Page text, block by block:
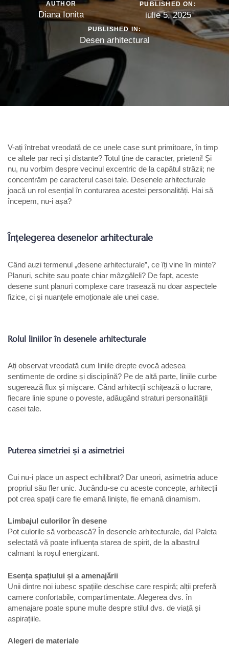
AUTHOR
Diana Ionita
PUBLISHED ON:
iulie 5, 2025
PUBLISHED IN:
Desen arhitectural
V-ați întrebat vreodată de ce unele case sunt primitoare, în timp
ce altele par reci și distante? Totul ține de caracter, prieteni! Și
nu, nu vorbim despre vecinul excentric de la capătul străzii; ne
concentrăm pe caracterul casei tale. Desenele arhitecturale
joacă un rol esențial în conturarea acestei personalități. Hai să
începem, nu-i așa?
Înțelegerea desenelor arhitecturale
Când auzi termenul „desene arhitecturale”, ce îți vine în minte?
Planuri, schițe sau poate chiar mâzgăleli? De fapt, aceste
desene sunt planuri complexe care trasează nu doar aspectele
fizice, ci și nuanțele emoționale ale unei case.
Rolul liniilor în desenele arhitecturale
Ați observat vreodată cum liniile drepte evocă adesea
sentimente de ordine și disciplină? Pe de altă parte, liniile curbe
sugerează flux și mișcare. Când arhitecții schițează o lucrare,
fiecare linie spune o poveste, adăugând straturi personalității
casei tale.
Puterea simetriei și a asimetriei
Cui nu-i place un aspect echilibrat? Dar uneori, asimetria aduce
propriul său fler unic. Jucându-se cu aceste concepte, arhitecții
pot crea spații care fie emană liniște, fie emană dinamism.
Limbajul culorilor în desene
Pot culorile să vorbească? În desenele arhitecturale, da! Paleta
selectată vă poate influența starea de spirit, de la albastrul
calmant la roșul energizant.
Esența spațiului și a amenajării
Unii dintre noi iubesc spațiile deschise care respiră; alții preferă
camere confortabile, compartimentate. Alegerea dvs. în
amenajare poate spune multe despre stilul dvs. de viață și
aspirațiile.
Alegeri de materiale